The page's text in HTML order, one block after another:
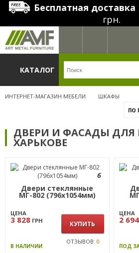
Бесплатная доставка
грн.
КАТАЛОГ
ИНТЕРНЕТ-МАГАЗИН МЕБЕЛИ ШКАФЫ
ПО
ДВЕРИ И ФАСАДЫ
ХАРЬКОВЕ
6
Двери стеклянные
МГ-802 (796х1054мм)
ЦЕНА
3 828 ГРН КУПИТЬ
В НАЛИЧИИ
ОТЗЫВОВ: 0
ЦЕНА
2 694
ПОД